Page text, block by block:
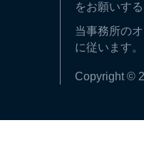
をお願いす
当事務所の
に従います。
Copyright ©